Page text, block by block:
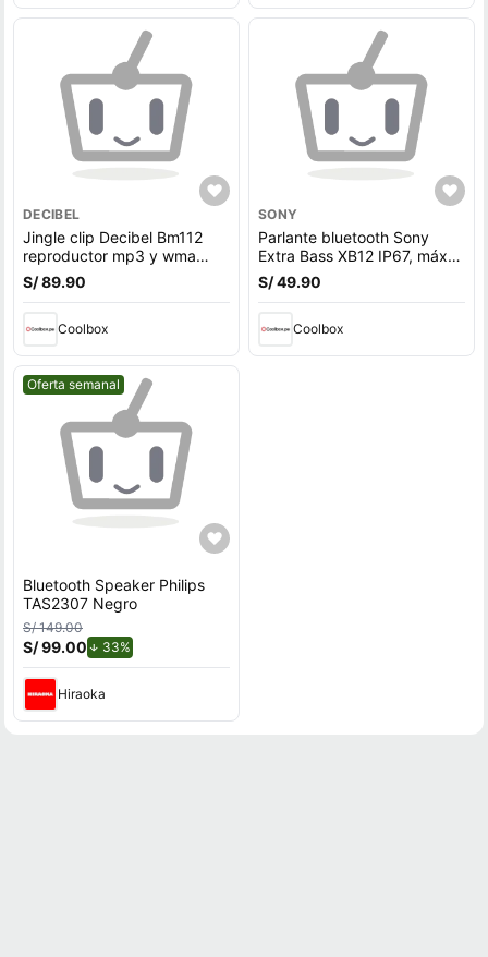
DECIBEL
Jingle clip Decibel Bm112
reproductor mp3 y wma
8gb rojo
S/ 89.90
Coolbox
SONY
Parlante bluetooth Sony
Extra Bass XB12 IP67, máx.
16 horas, azul
S/ 49.90
Coolbox
Mejor precio.
Oferta semanal
Bluetooth Speaker Philips
TAS2307 Negro
S/ 149.00
S/ 99.00 33%
Hiraoka